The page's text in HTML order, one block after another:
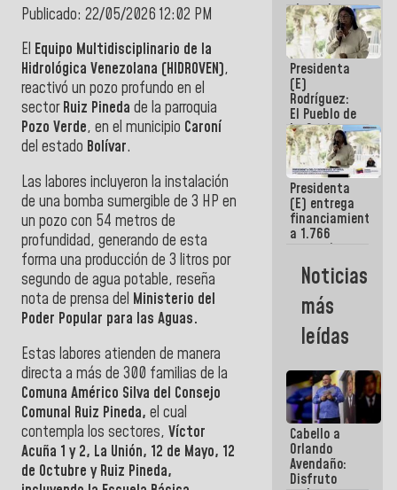
Publicado: 22/05/2026 12:02 PM
El Equipo Multidisciplinario de la
Hidrológica Venezolana (HIDROVEN),
reactivó un pozo profundo en el
sectorRuiz Pineda de la parroquia
Pozo Verde, en el municipio Caroní
del estado Bolívar.
Las labores incluyeron la instalación
de una bomba sumergible de 3 HP en
un pozo con 54 metros de
profundidad, generando de esta
forma una producción de 3 litros por
segundo de agua potable, reseña
nota de prensa del Ministerio del
Poder Popular para las Aguas.
Estas labores atienden de manera
directa a más de 300 familias de la
Comuna Américo Silva del Consejo
Comunal Ruiz Pineda, el cual
contempla los sectores, Víctor
Acuña 1 y 2, La Unión, 12 de Mayo, 12
de Octubre y Ruiz Pineda,
obras de
rehabilitación
de Escuela
Militar de
Mamo en La
Guaira
Presidenta
(E)
Rodríguez:
El Pueblo de
La Guaira
siempre
estará
acompañada
por el
Gobierno
Nacional
Presidenta
(E) entrega
financiamientos
a 1.766
comerciantes
emprendedores
afectados
por
terremotos
Noticias
más
leídas
Cabello a
Orlando
Avendaño:
Disfruto